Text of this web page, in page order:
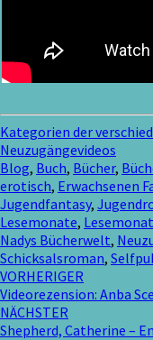
Kategorien der
Neuzugängevideos
Blog, Buch, Bücher,
erotisch, Erwachsenen
Jugendfantasy,
Lesemonate,
Nadys Bücherwelt,
Schicksalsroman,
VORHERIGER
Videorezension: Anba
NÄCHSTER
Shepherd, Catherine –